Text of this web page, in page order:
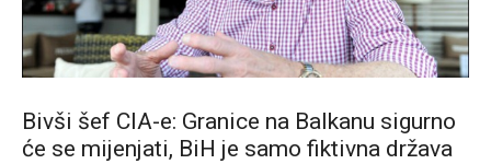
Bivši šef CIA-e: Granice na Balkanu sigurno
će se mijenjati, BiH je samo fiktivna država